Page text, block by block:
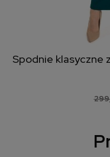
Spodnie klasyczne